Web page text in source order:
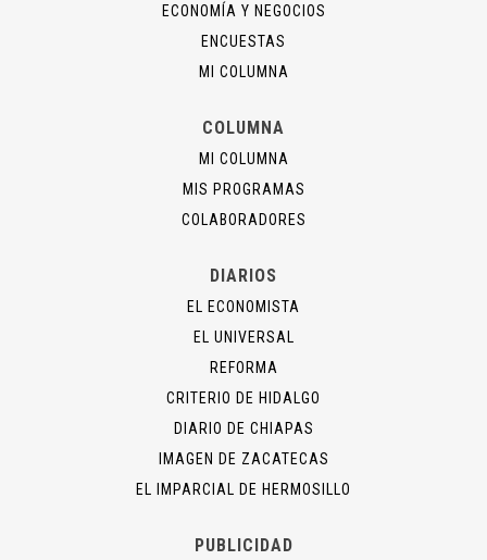
ECONOMÍA Y NEGOCIOS
ENCUESTAS
MI COLUMNA
COLUMNA
MI COLUMNA
MIS PROGRAMAS
COLABORADORES
DIARIOS
EL ECONOMISTA
EL UNIVERSAL
REFORMA
CRITERIO DE HIDALGO
DIARIO DE CHIAPAS
IMAGEN DE ZACATECAS
EL IMPARCIAL DE HERMOSILLO
PUBLICIDAD